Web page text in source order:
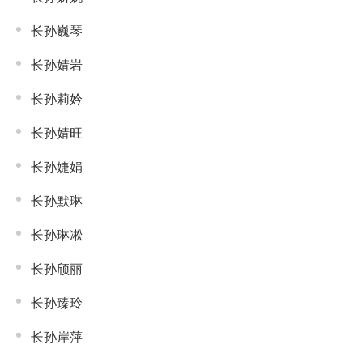
长孙巍琴
长孙婧岩
长孙莉妗
长孙婧旺
长孙婕娟
长孙默琳
长孙琳凇
长孙颀丽
长孙臻玲
长孙岸萍